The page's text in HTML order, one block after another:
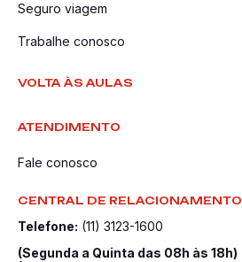
Seguro viagem
Trabalhe conosco
VOLTA ÀS AULAS
ATENDIMENTO
Fale conosco
CENTRAL DE RELACIONAMENTO
Telefone: (11) 3123-1600
(Segunda a Quinta das 08h às 18h)